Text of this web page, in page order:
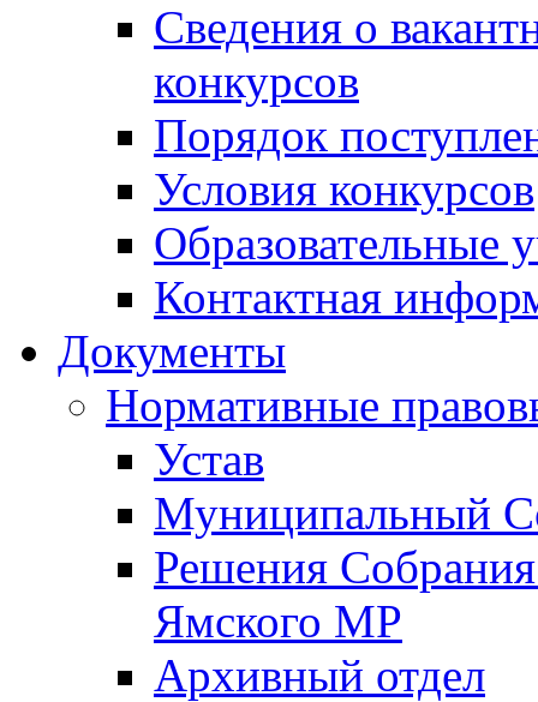
Сведения о
конкурсов
Порядок
Условия конкурсов
Образовательные
Контактная
Документы
Нормативные
Устав
Муниципальный
Решения
Ямского МР
Архивный отдел